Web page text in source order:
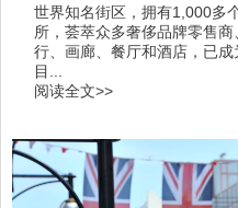
世界知名街区，拥有1,000多
所，荟萃众多奢侈品牌零售
行、画廊、餐厅和酒店，已
目...
阅读全文>>